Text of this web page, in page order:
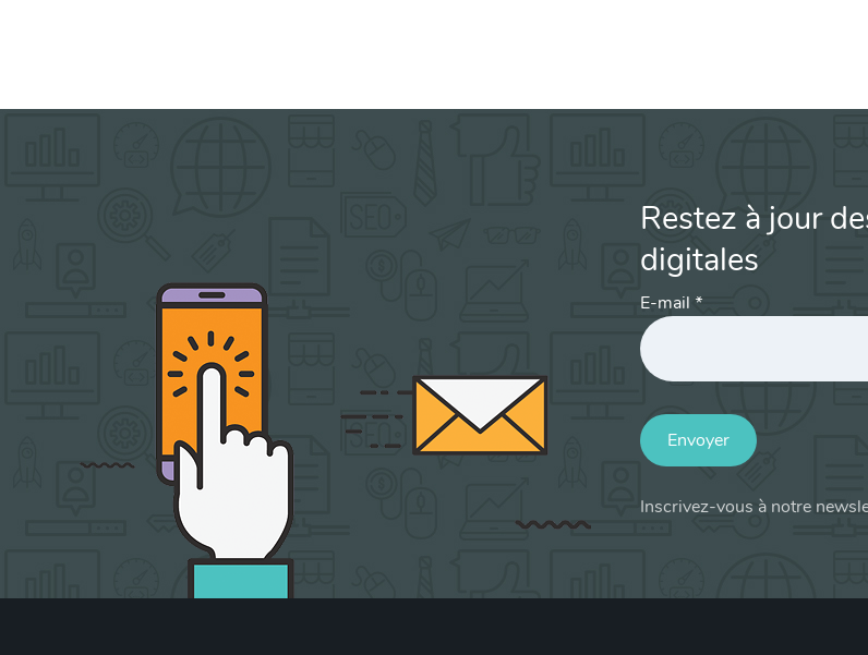
Restez à jour
digitales
E-mail *
Envoyer
Inscrivez-vous à notre